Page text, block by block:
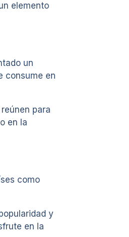
elemento
un
consume en
para
en la
como
y
en la